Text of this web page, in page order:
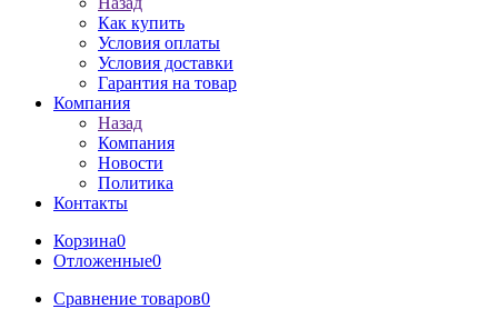
Как купить
Условия оплаты
Условия доставки
Гарантия на товар
Компания
Назад
Компания
Новости
Политика
Контакты
Корзина0
Отложенные0
Сравнение товаров0